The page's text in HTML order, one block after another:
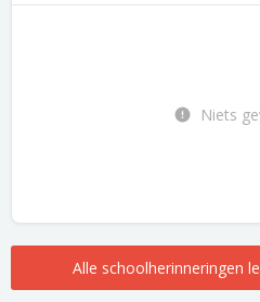
Niets
Alle schoolherinneringen